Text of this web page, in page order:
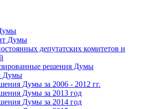
Думы
депутатских комитетов и
решения Думы
Думы
Думы за 2006 - 2012 гг.
Думы за 2013 год
Думы за 2014 год